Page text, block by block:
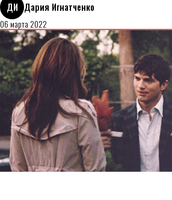
ДИ Дария Игнатченко
06 марта 2022